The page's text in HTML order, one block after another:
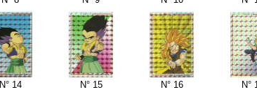
N° 14 N° 15 N° 16 N°